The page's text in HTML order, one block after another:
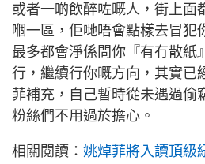
或者一啲飲醉咗嘅人，街上面
嗰一區，佢哋唔會點樣去冒犯
最多都會淨係問你『有冇散紙
行，繼續行你嘅方向，其實已
菲補充，自己暫時從未遇過偷
粉絲們不用過於擔心。
相關閱讀： 姚焯菲將入讀頂級